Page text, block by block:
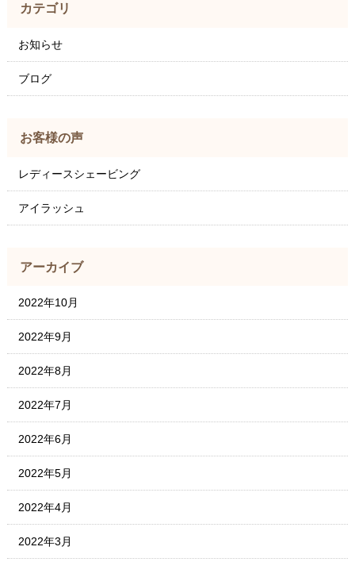
カテゴリ
お知らせ
ブログ
お客様の声
レディースシェービング
アイラッシュ
アーカイブ
2022年10月
2022年9月
2022年8月
2022年7月
2022年6月
2022年5月
2022年4月
2022年3月